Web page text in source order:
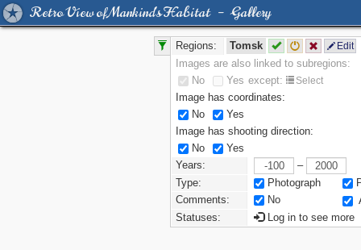
Retro View of Mankind's Habitat – Gallery
Regions: Tomsk Edit
Images are also linked to subregions:
No
Yes except: Select
Image has coordinates:
No
Yes
Image has shooting direction:
No
Yes
Years:
–
Type:
Photograph
Comments:
No
Statuses:
Log in to see more